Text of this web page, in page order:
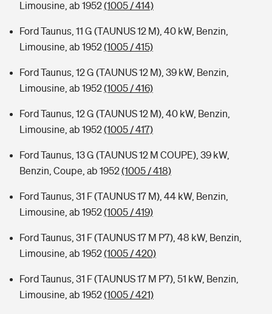
Limousine, ab 1952(1005 / 414)
Ford Taunus, 11 G (TAUNUS 12 M), 40 kW, Benzin,
Limousine, ab 1952(1005 / 415)
Ford Taunus, 12 G (TAUNUS 12 M), 39 kW, Benzin,
Limousine, ab 1952(1005 / 416)
Ford Taunus, 12 G (TAUNUS 12 M), 40 kW, Benzin,
Limousine, ab 1952(1005 / 417)
Ford Taunus, 13 G (TAUNUS 12 M COUPE), 39 kW,
Benzin, Coupe, ab 1952(1005 / 418)
Ford Taunus, 31 F (TAUNUS 17 M), 44 kW, Benzin,
Limousine, ab 1952(1005 / 419)
Ford Taunus, 31 F (TAUNUS 17 M P7), 48 kW, Benzin,
Limousine, ab 1952(1005 / 420)
Ford Taunus, 31 F (TAUNUS 17 M P7), 51 kW, Benzin,
Limousine, ab 1952(1005 / 421)